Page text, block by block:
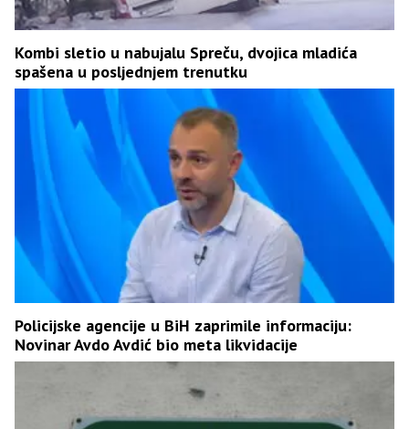
Kombi sletio u nabujalu Spreču, dvojica mladića
spašena u posljednjem trenutku
Policijske agencije u BiH zaprimile informaciju:
Novinar Avdo Avdić bio meta likvidacije